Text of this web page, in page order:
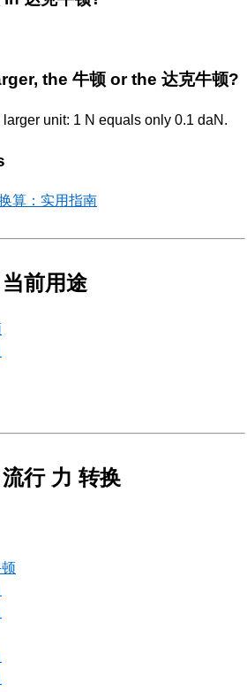
the 牛顿 or the 达克牛顿?
unit: 1 N equals only 0.1 daN.
算：实用指南
前用途
行 力 转换